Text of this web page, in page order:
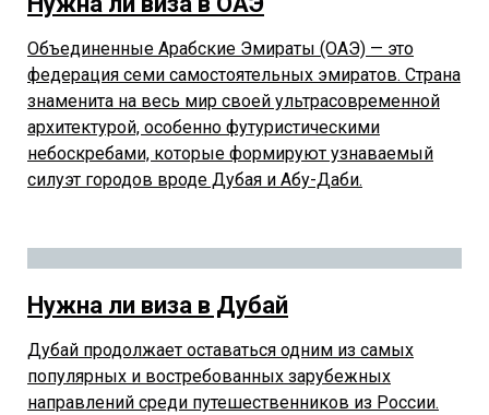
Объединенные Арабские Эмираты (ОАЭ) — это
федерация семи самостоятельных эмиратов. Страна
знаменита на весь мир своей ультрасовременной
архитектурой, особенно футуристическими
небоскребами, которые формируют узнаваемый
силуэт городов вроде Дубая и Абу-Даби.
Нужна ли виза в Дубай
Дубай продолжает оставаться одним из самых
популярных и востребованных зарубежных
направлений среди путешественников из России.